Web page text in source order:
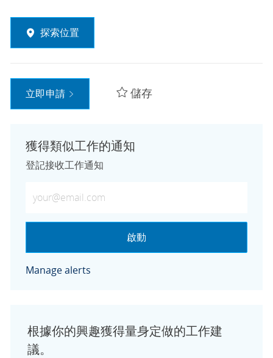
探索位置
立即申請 儲存
獲得類似工作的通知
登記接收工作通知
啟動
Manage alerts
根據你的興趣獲得量身定做的工作建
議。